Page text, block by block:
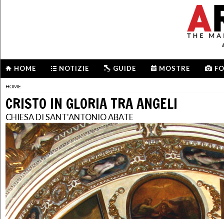
HOME NOTIZIE GUIDE MOSTRE
HOME
CRISTO IN GLORIA TRA ANGELI
CHIESA DI SANT'ANTONIO ABATE